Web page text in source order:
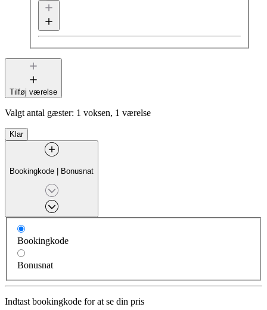
Tilføj værelse
Valgt antal gæster: 1 voksen, 1 værelse
Klar
Bookingkode | Bonusnat
Bookingkode
Bonusnat
Indtast bookingkode for at se din pris